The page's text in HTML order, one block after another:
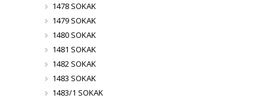
1478 SOKAK
1479 SOKAK
1480 SOKAK
1481 SOKAK
1482 SOKAK
1483 SOKAK
1483/1 SOKAK